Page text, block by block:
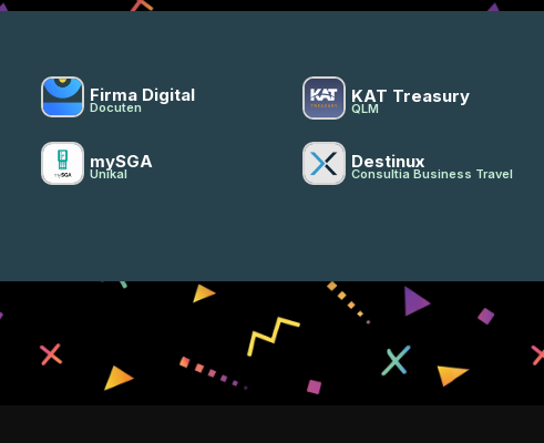
Firma Digital
Docuten
KAT Treasury
QLM
mySGA
Unikal
Destinux
Consultia Business Travel